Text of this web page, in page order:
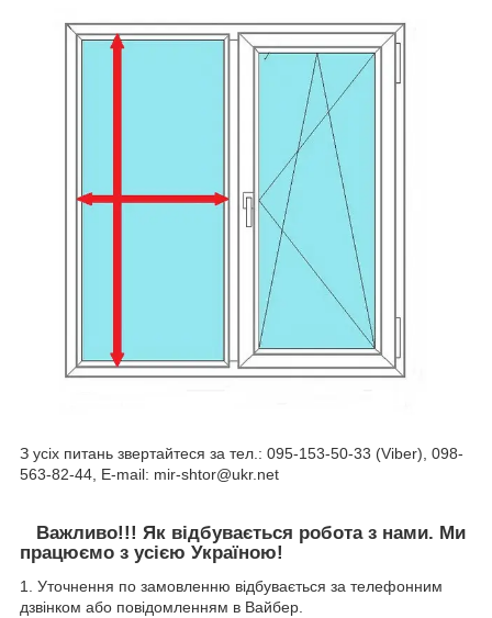
З усіх питань звертайтеся за тел.: 095-153-50-33 (Viber), 098-
563-82-44, E-mail: mir-shtor@ukr.net
Важливо!!! Як відбувається робота з нами. Ми
працюємо з усією Україною!
1. Уточнення по замовленню відбувається за телефонним
дзвінком або повідомленням в Вайбер.